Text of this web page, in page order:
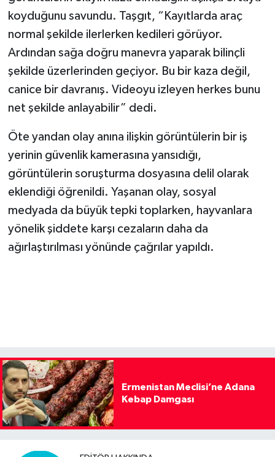
koyduğunu savundu. Taşgıt, “Kayıtlarda araç
normal şekilde ilerlerken kedileri görüyor.
Ardından sağa doğru manevra yaparak bilinçli
şekilde üzerlerinden geçiyor. Bu bir kaza değil,
canice bir davranış. Videoyu izleyen herkes bunu
net şekilde anlayabilir” dedi.
Öte yandan olay anına ilişkin görüntülerin bir iş
yerinin güvenlik kamerasına yansıdığı,
görüntülerin soruşturma dosyasına delil olarak
eklendiği öğrenildi. Yaşanan olay, sosyal
medyada da büyük tepki toplarken, hayvanlara
yönelik şiddete karşı cezaların daha da
ağırlaştırılması yönünde çağrılar yapıldı.
Ermenistan Meclisi’ne Adana
Kebap Damgası